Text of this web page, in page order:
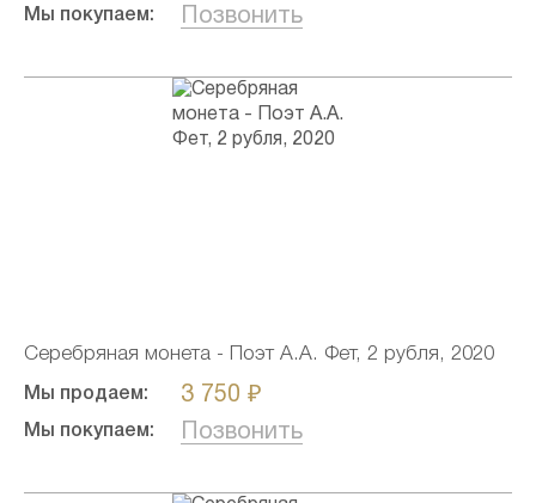
Мы покупаем: Позвонить
Серебряная монета - Поэт А.А. Фет, 2 рубля, 2020
Мы продаем: 3 750 ₽
Мы покупаем: Позвонить